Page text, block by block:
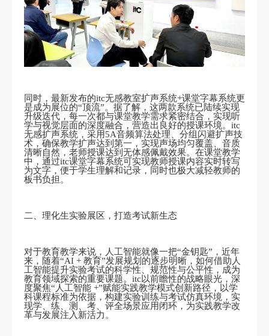
同时，最新发布的itc无感教室扩声系统+课堂字幕系统更
是成为展位的“顶流”。据了解，这两款系统已陆续实现
升级迭代，每一次都与课堂教学需求紧密结合，实现听
学与视觉层面的深度融合，营造出良好的授课环境。itc
无感扩声系统，采用5A音频算法处理、分组闪避扩声技
术，确保教学扩声达到第一，实现声场均匀覆盖、音质
清晰自然，老师授课达到无体感佩戴效果。在课堂教学
中，通过itc课堂字幕系统可实现教师授课内容实时转写
为文字，便于学生理解和记录，同时也极大减轻教师的
板书负担。
二、理化生实验展区，打造考试新生态
对于教育教学来说，人工智能就像一把“金钥匙”，近年
来，随着“AI + 教育”发展规划的逐步明晰，如何借助人
工智能提升实验考试的科学性、规范性与公平性，成为
教育领域探索的重要课题。itc以前瞻性的战略眼光，深
度聚焦“人工智能 +”赋能实践教学模式创新路径，以学
科课程标准为依据，构建实验训练与考试仿真环境，实
现学、练、测、考、评全场景应用闭环，为实践教学改
革与发展注入新活力。